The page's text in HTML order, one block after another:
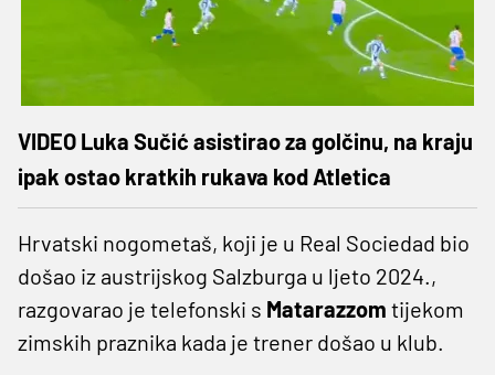
VIDEO Luka Sučić asistirao za golčinu, na kraju
ipak ostao kratkih rukava kod Atletica
Hrvatski nogometaš, koji je u Real Sociedad bio
došao iz austrijskog Salzburga u ljeto 2024.,
razgovarao je telefonski s Matarazzom tijekom
zimskih praznika kada je trener došao u klub.